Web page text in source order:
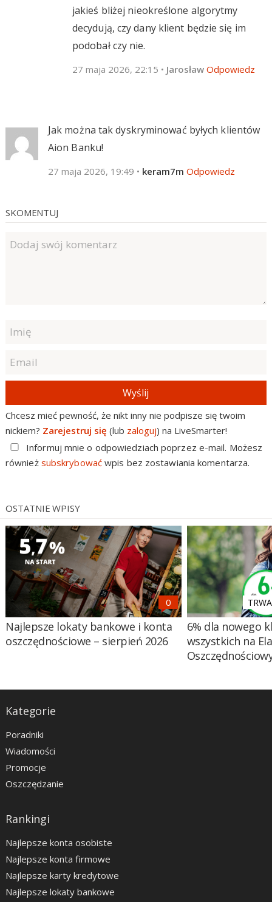
jakieś bliżej nieokreślone algorytmy
decydują, czy dany klient będzie się im
podobał czy nie.
27 maja 2026, 22:15 • Jarosław Odpowiedz
Jak można tak dyskryminować byłych klientów
Aion Banku!
27 maja 2026, 19:49 • keram7m Odpowiedz
SKOMENTUJ
Wyślij
Chcesz mieć pewność, że nikt inny nie podpisze się twoim
nickiem? Zarejestruj się (lub zaloguj) na LiveSmarter!
Informuj mnie o odpowiedziach poprzez e-mail. Możesz
również subskrybowaćwpis bez zostawiania komentarza.
OSTATNIE WPISY
Najlepsze lokaty bankowe i konta
oszczędnościowe – sierpień 2026
6% dla nowego
wszystkich na
Kategorie
Poradniki
Wiadomości
Promocje
Oszczędzanie
Rankingi
Najlepsze konta osobiste
Najlepsze konta firmowe
Najlepsze karty kredytowe
Najlepsze lokaty bankowe